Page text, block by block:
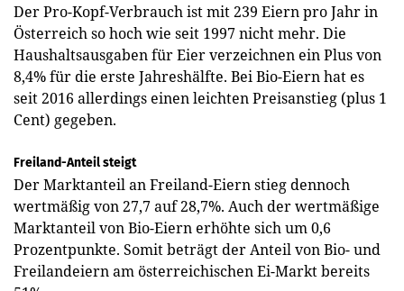
Der Pro-Kopf-Verbrauch ist mit 239 Eiern pro Jahr in
Österreich so hoch wie seit 1997 nicht mehr. Die
Haushaltsausgaben für Eier verzeichnen ein Plus von
8,4% für die erste Jahreshälfte. Bei Bio-Eiern hat es
seit 2016 allerdings einen leichten Preisanstieg (plus 1
Cent) gegeben.
Freiland-Anteil steigt
Der Marktanteil an Freiland-­Eiern stieg dennoch
wertmäßig von 27,7 auf 28,7%. Auch der wertmäßige
Marktanteil von Bio-Eiern erhöhte sich um 0,6
Prozentpunkte. Somit beträgt der Anteil von Bio- und
Freilandeiern am österreichischen Ei-Markt bereits